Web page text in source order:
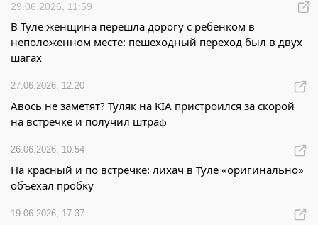
29.06.2026, 11:59
В Туле женщина перешла дорогу с ребенком в
неположенном месте: пешеходный переход был в двух
шагах
27.06.2026, 12:20
Авось не заметят? Туляк на KIA пристроился за скорой
на встречке и получил штраф
26.06.2026, 10:54
На красный и по встречке: лихач в Туле «оригинально»
объехал пробку
19.06.2026, 17:37